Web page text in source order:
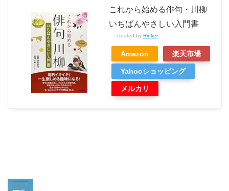
これから始める俳句・川柳
いちばんやさしい入門書
created by Rinker
Amazon 楽天市場
Yahooショッピング
メルカリ